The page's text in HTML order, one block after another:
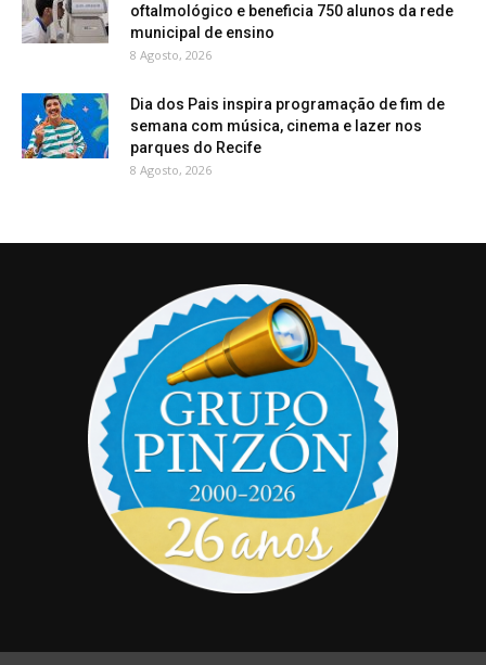
oftalmológico e beneficia 750 alunos da rede
municipal de ensino
8 Agosto, 2026
Dia dos Pais inspira programação de fim de
semana com música, cinema e lazer nos
parques do Recife
8 Agosto, 2026